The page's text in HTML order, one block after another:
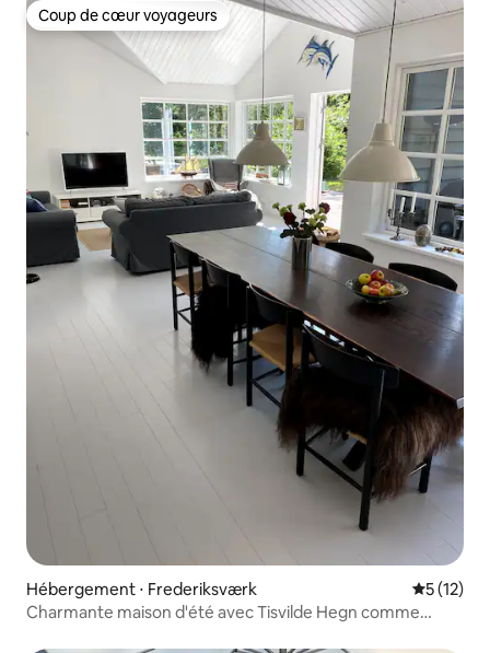
Coup de cœur voyageurs
Coup de cœur voyageurs
Hébergement ⋅ Frederiksværk
5 (12)
Charmante maison d'été avec Tisvilde Hegn comme